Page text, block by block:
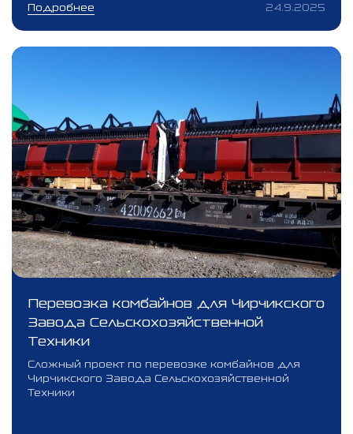
Подробнее 24.9.2025
Перевозка комбайнов для Чирчикского
Завода Сельскохозяйственной
Техники
Сложный проект по перевозке комбайнов для
Чирчикского Завода Сельскохозяйственной
Техники